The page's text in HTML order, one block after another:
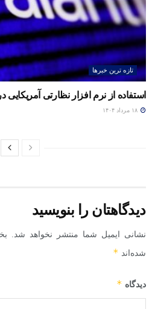
تازه ترین خبرها
استفاده از نرم افزار نظارتی آمریکایی
دیدگاهتان را بنویسید
نشانی ایمیل شما منتشر نخواهد شد.
شده‌اند *
دیدگاه *